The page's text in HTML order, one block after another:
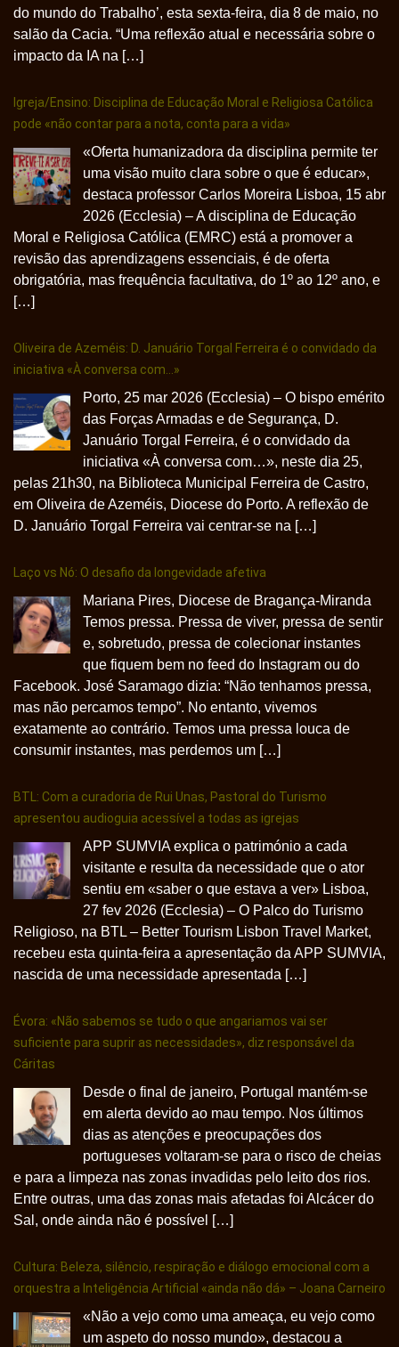
do mundo do Trabalho’, esta sexta-feira, dia 8 de maio, no
salão da Cacia. “Uma reflexão atual e necessária sobre o
impacto da IA na […]
Igreja/Ensino: Disciplina de Educação Moral e Religiosa Católica
pode «não contar para a nota, conta para a vida»
«Oferta humanizadora da disciplina permite ter
uma visão muito clara sobre o que é educar»,
destaca professor Carlos Moreira Lisboa, 15 abr
2026 (Ecclesia) – A disciplina de Educação
Moral e Religiosa Católica (EMRC) está a promover a
revisão das aprendizagens essenciais, é de oferta
obrigatória, mas frequência facultativa, do 1º ao 12º ano, e
[…]
Oliveira de Azeméis: D. Januário Torgal Ferreira é o convidado da
iniciativa «À conversa com…»
Porto, 25 mar 2026 (Ecclesia) – O bispo emérito
das Forças Armadas e de Segurança, D.
Januário Torgal Ferreira, é o convidado da
iniciativa «À conversa com…», neste dia 25,
pelas 21h30, na Biblioteca Municipal Ferreira de Castro,
em Oliveira de Azeméis, Diocese do Porto. A reflexão de
D. Januário Torgal Ferreira vai centrar-se na […]
Laço vs Nó: O desafio da longevidade afetiva
Mariana Pires, Diocese de Bragança-Miranda
Temos pressa. Pressa de viver, pressa de sentir
e, sobretudo, pressa de colecionar instantes
que fiquem bem no feed do Instagram ou do
Facebook. José Saramago dizia: “Não tenhamos pressa,
mas não percamos tempo”. No entanto, vivemos
exatamente ao contrário. Temos uma pressa louca de
consumir instantes, mas perdemos um […]
BTL: Com a curadoria de Rui Unas, Pastoral do Turismo
apresentou audioguia acessível a todas as igrejas
APP SUMVIA explica o património a cada
visitante e resulta da necessidade que o ator
sentiu em «saber o que estava a ver» Lisboa,
27 fev 2026 (Ecclesia) – O Palco do Turismo
Religioso, na BTL – Better Tourism Lisbon Travel Market,
recebeu esta quinta-feira a apresentação da APP SUMVIA,
nascida de uma necessidade apresentada […]
Évora: «Não sabemos se tudo o que angariamos vai ser
suficiente para suprir as necessidades», diz responsável da
Cáritas
Desde o final de janeiro, Portugal mantém-se
em alerta devido ao mau tempo. Nos últimos
dias as atenções e preocupações dos
portugueses voltaram-se para o risco de cheias
e para a limpeza nas zonas invadidas pelo leito dos rios.
Entre outras, uma das zonas mais afetadas foi Alcácer do
Sal, onde ainda não é possível […]
Cultura: Beleza, silêncio, respiração e diálogo emocional com a
orquestra a Inteligência Artificial «ainda não dá» – Joana Carneiro
«Não a vejo como uma ameaça, eu vejo como
um aspeto do nosso mundo», destacou a